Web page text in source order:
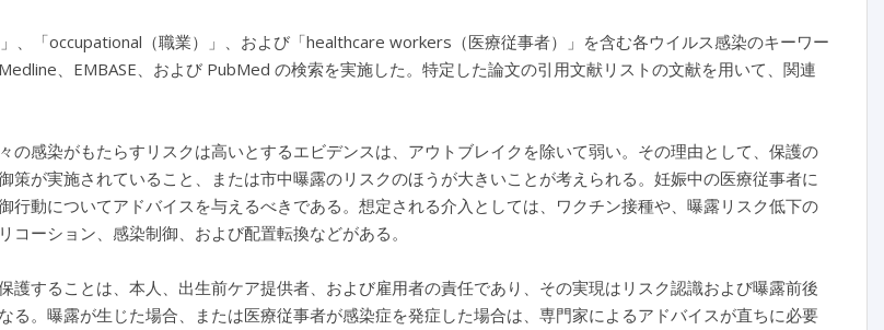
」、「occupational（職業）」、および「healthcare workers（医療従事者）」を含む各ウイルス感染のキーワー
、EMBASE、および PubMed の検索を実施した。特定した論文の引用文献リストの文献を用いて、関連
の感染がもたらすリスクは高いとするエビデンスは、アウトブレイクを除いて弱い。その理由として、保護の
策が実施されていること、または市中曝露のリスクのほうが大きいことが考えられる。妊娠中の医療従事者に
行動についてアドバイスを与えるべきである。想定される介入としては、ワクチン接種や、曝露リスク低下の
コーション、感染制御、および配置転換などがある。
護することは、本人、出生前ケア提供者、および雇用者の責任であり、その実現はリスク認識および曝露前後
る。曝露が生じた場合、または医療従事者が感染症を発症した場合は、専門家によるアドバイスが直ちに必要